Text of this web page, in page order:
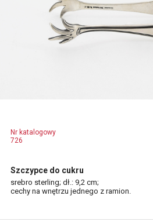
Nr katalogowy
726
Szczypce do cukru
srebro sterling; dł.: 9,2 cm;
cechy na wnętrzu jednego z ramion.